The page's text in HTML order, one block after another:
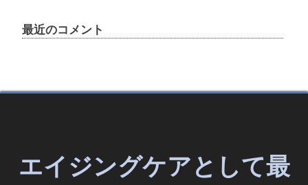
最近のコメント
エイジングケアとして最